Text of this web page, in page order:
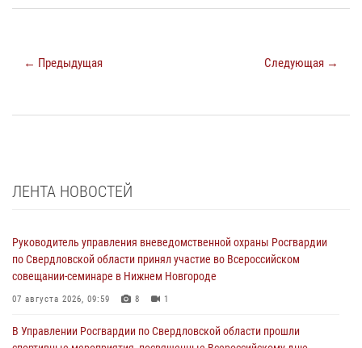
← Предыдущая Следующая →
ЛЕНТА НОВОСТЕЙ
Руководитель управления вневедомственной охраны Росгвардии
по Свердловской области принял участие во Всероссийском
совещании-семинаре в Нижнем Новгороде
07 августа 2026, 09:59 8 1
В Управлении Росгвардии по Свердловской области прошли